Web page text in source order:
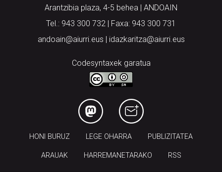
Arantzibia plaza, 4-5 behea | ANDOAIN
Tel.: 943 300 732 | Faxa: 943 300 731
andoain@aiurri.eus | idazkaritza@aiurri.eus
Codesyntaxek garatua
HONI BURUZ LEGE OHARRA PUBLIZITATEA
ARAUAK HARREMANETARAKO RSS